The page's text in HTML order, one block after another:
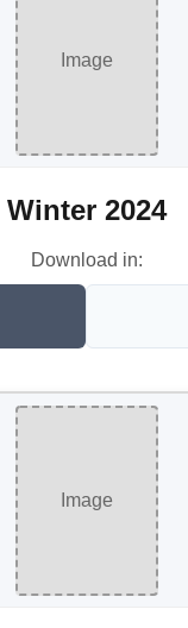
Image
Winter 2024
Download in:
Image